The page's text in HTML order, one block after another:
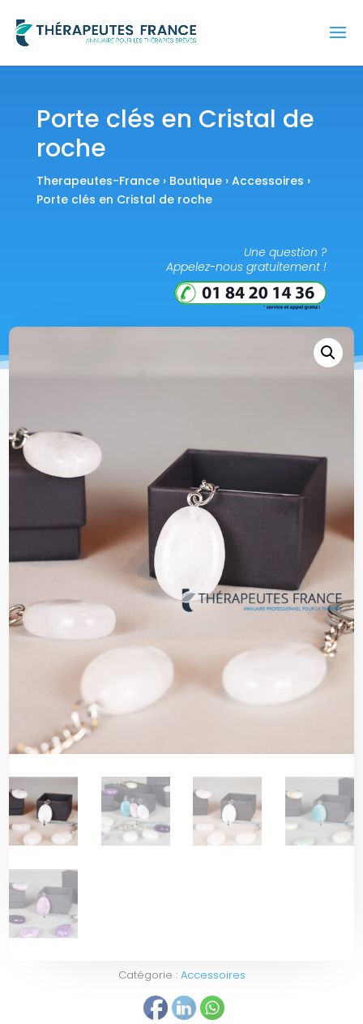
Porte clés en Cristal de
roche
Therapeutes-France› Boutique› Accessoires ›
Porte clés en Cristal de roche
Une question ?
Appelez-nous gratuitement !
Catégorie : Accessoires